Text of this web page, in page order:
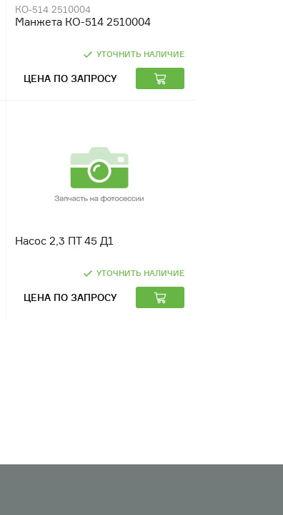
КО-514 2510004
Манжета КО-514 2510004
УТОЧНИТЬ НАЛИЧИЕ
ЦЕНА ПО ЗАПРОСУ
Насос 2,3 ПТ 45 Д1
УТОЧНИТЬ НАЛИЧИЕ
ЦЕНА ПО ЗАПРОСУ